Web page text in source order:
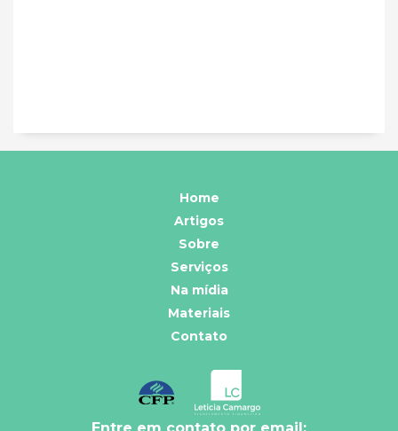
Home
Artigos
Sobre
Serviços
Na mídia
Materiais
Contato
Entre em contato por email: